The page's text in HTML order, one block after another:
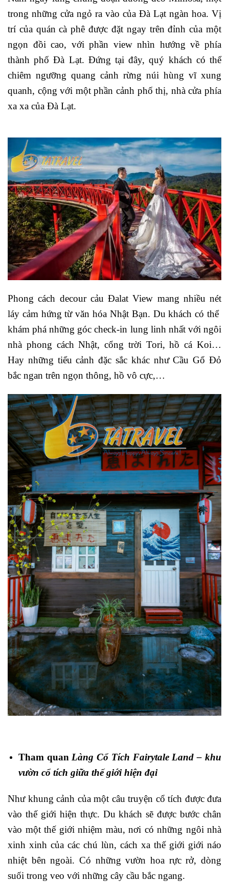
trong những cửa ngỏ ra vào của Đà Lạt ngàn hoa. Vị
trí của quán cà phê được đặt ngay trên đỉnh của một
ngọn đồi cao, với phần view nhìn hướng về phía
thành phố Đà Lạt. Đứng tại đây, quý khách có thể
chiêm ngưỡng quang cảnh rừng núi hùng vĩ xung
quanh, cộng với một phần cảnh phố thị, nhà cửa phía
xa xa của Đà Lạt.
Phong cách decour cảu Đalat View mang nhiều nét
láy cảm hứng từ văn hóa Nhật Bạn. Du khách có thể
khám phá những góc check-in lung linh nhất với ngôi
nhà phong cách Nhật, cổng trời Tori, hồ cá Koi…
Hay những tiểu cảnh đặc sắc khác như Cầu Gổ Đỏ
bắc ngan trên ngọn thông, hồ vô cực,…
Tham quanLàng Cổ Tích Fairytale Land – khu
vườn cổ tích giữa thế giới hiện đại
Như khung cảnh của một câu truyện cổ tích được đưa
vào thế giới hiện thực. Du khách sẽ được bước chân
vào một thế giới nhiệm màu, nơi có những ngôi nhà
xinh xinh của các chú lùn, cách xa thế giới giới náo
nhiệt bên ngoài. Có những vườn hoa rực rở, dòng
suối trong veo với những cây cầu bắc ngang.